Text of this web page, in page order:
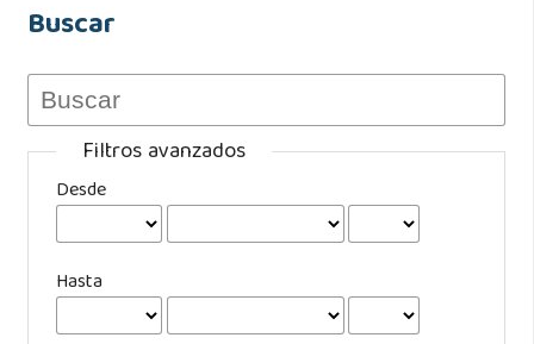
Buscar
Filtros avanzados
Desde
Hasta